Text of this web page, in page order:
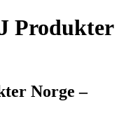
Produkter
Norge –